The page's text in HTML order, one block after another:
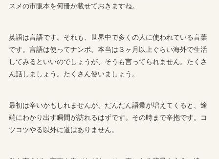
スメの市販本を何冊か載せておきますね。
英語は言語です。それも、世界中で多くの人に使われている言葉
です。言語は使ってナンボ。本当は３ヶ月以上ぐらい海外で生活
してみるといいのでしょうが、そうも言ってられません。たくさ
ん話しましょう。たくさん使いましょう。
最初は辛いかもしれませんが、だんだん語彙が増えてくると、途
端にわかり出す瞬間が訪れるはずです。その時まで辛抱です。コ
ツコツやる以外に道はありません。